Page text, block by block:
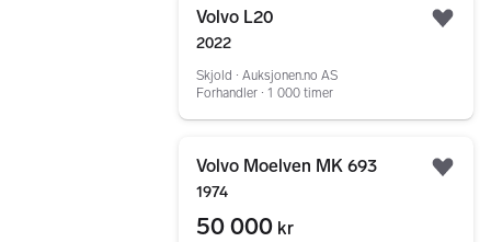
Volvo L20
2022
Skjold ∙ Auksjonen.no AS
Forhandler ∙ 1 000 timer
Volvo Moelven MK 693
1974
50 000 kr